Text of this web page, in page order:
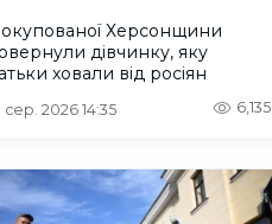
Херсонщини
дівчинку, яку
ховали від росіян
сер. 2026 14:35 6,135